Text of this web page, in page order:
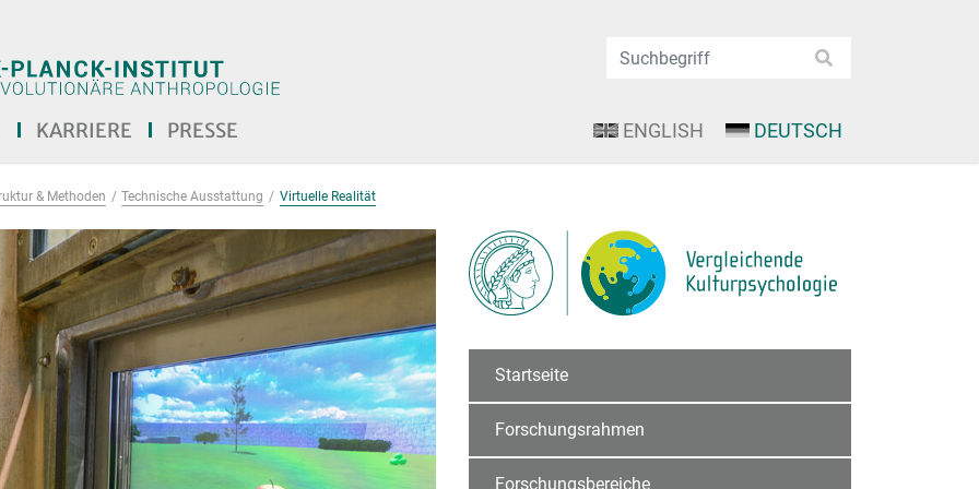
KARRIERE PRESSE ENGLISH DEUTSCH
& Methoden Technische Ausstattung Virtuelle Realität
Startseite
Forschungsrahmen
Forschungsbereiche